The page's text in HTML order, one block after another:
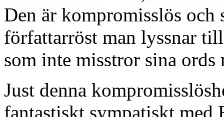
Den är kompromisslös och
författarröst man lyssnar
som inte misstror sina ords
Just denna
fantastiskt sympatiskt